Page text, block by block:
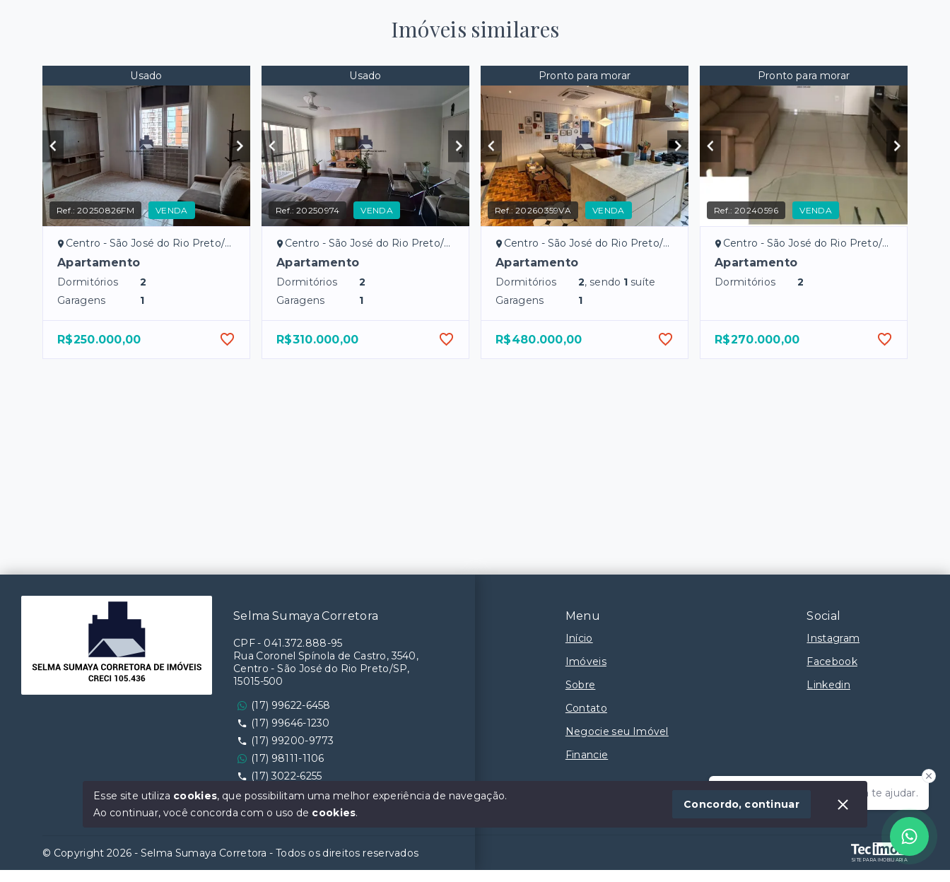
Imóveis similares
Usado
Ref.:20250826FM VENDA
Centro - São José do Rio Preto/SP
Apartamento
Dormitórios
2
Garagens
1
R$250.000,00
Usado
Ref.:20250974 VENDA
Centro - São José do Rio Preto/SP
Apartamento
Dormitórios
2
Garagens
1
R$310.000,00
Pronto para morar
Ref.:20260359VA VENDA
Centro - São José do Rio Preto/SP
Apartamento
Dormitórios 2, sendo 1 suíte
Garagens
1
R$480.000,00
Pronto para morar
Ref.:20240596 VENDA
Centro - São José do Rio Preto/SP
Apartamento
Dormitórios 2
R$270.000,00
Olá! Estamos disponíveis para te ajudar.
Menu
Início
Imóveis
Sobre
Contato
Negocie seu Imóvel
Financie
Social
Instagram
Facebook
Linkedin
SITE PARA IMOBILIARIA
Selma Sumaya Corretora
CPF- 041.372.888-95
Rua Coronel Spínola de Castro, 3540,
Centro - São José do Rio Preto/SP,
15015-500
(17) 99622-6458
(17) 99646-1230
(17) 99200-9773
(17) 98111-1106
(17) 3022-6255
Ver e-mail
© Copyright 2026 - Selma Sumaya Corretora - Todos os direitos reservados
Esse site utiliza cookies, que possibilitam uma melhor experiência de navegação.
Ao continuar, você concorda com o uso de cookies.
Concordo, continuar